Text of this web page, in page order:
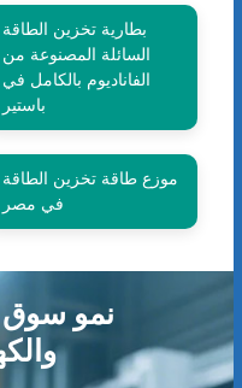
بطارية تخزين الطاقة
السائلة المصنوعة من
الفاناديوم بالكامل في
باستير
موزع طاقة تخزين الطاقة
في مصر
نمو سوق